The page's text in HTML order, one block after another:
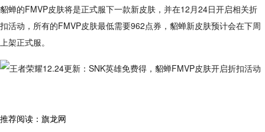
貂蝉的FMVP皮肤将是正式服下一款新皮肤，并在12月24日开启相关折
扣活动，所有的FMVP皮肤最低需要962点券，貂蝉新皮肤预计会在下周
上架正式服。
推荐阅读： 旗龙网